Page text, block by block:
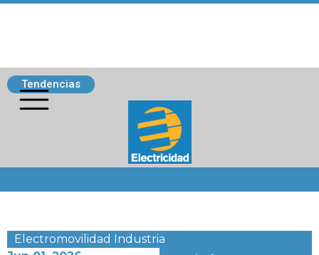
Tendencias
Electromovilidad Industria